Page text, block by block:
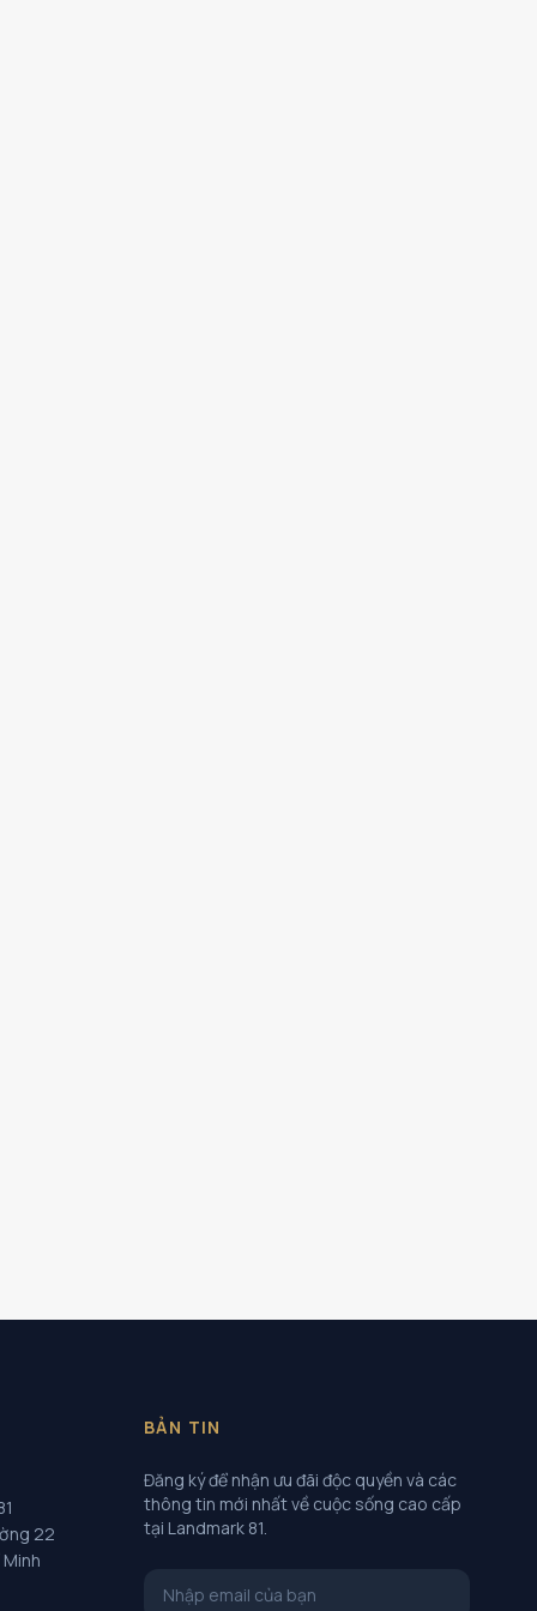
22
Minh
BẢN TIN
Đăng ký để nhận ưu đãi độc quyền và các
thông tin mới nhất về cuộc sống cao cấp
tại Landmark 81.